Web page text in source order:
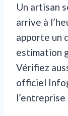
Un artisan
arrive à
apporte un
estimation
Vérifiez
officiel